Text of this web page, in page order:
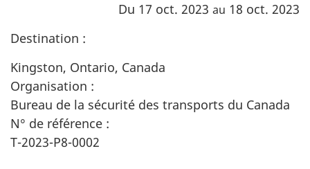
Du 17 oct. 2023 au 18 oct. 2023
Destination :
Kingston, Ontario, Canada
Organisation :
Bureau de la sécurité des transports du Canada
N° de référence :
T-2023-P8-0002